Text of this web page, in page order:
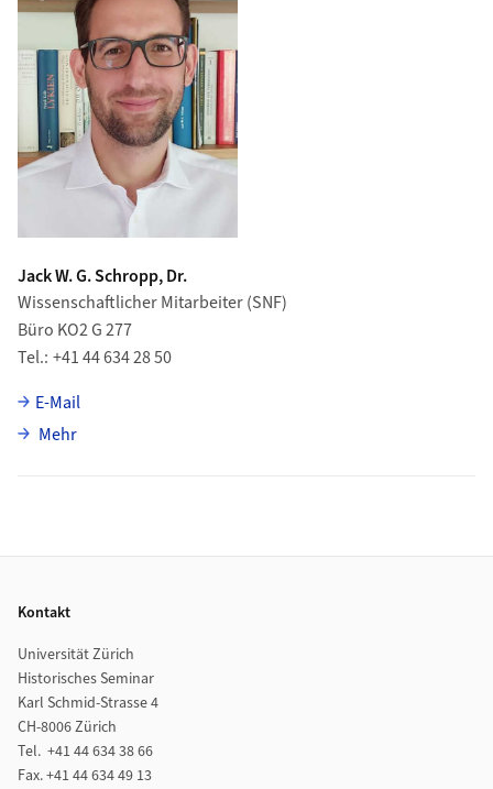
Jack W. G. Schropp, Dr.
Wissenschaftlicher Mitarbeiter (SNF)
Büro KO2 G 277
Tel. +41 44 634 28 50
E-Mail
Mehrüber Jack W. G. Schropp
Kontakt
Universität Zürich
Historisches Seminar
Karl Schmid-Strasse 4
CH-8006 Zürich
Tel. +41 44 634 38 66
Fax. +41 44 634 49 13